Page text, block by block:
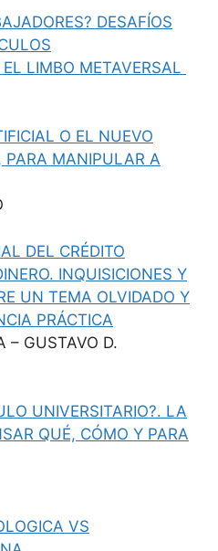
DESAFÍOS
LIMBO METAVERSAL
O EL NUEVO
PARA MANIPULAR A
DEL CRÉDITO
INQUISICIONES Y
UN TEMA OLVIDADO Y
PRÁCTICA
– GUSTAVO D.
UNIVERSITARIO?. LA
QUÉ, CÓMO Y PARA
VS